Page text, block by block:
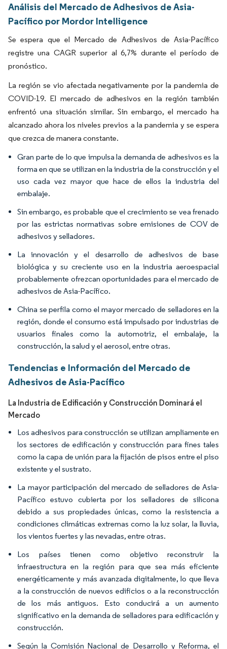
Análisis del Mercado de Adhesivos de Asia-
Pacífico por Mordor Intelligence
Se espera que el Mercado de Adhesivos de Asia-Pacífico
registre una CAGR superior al 6,7% durante el período de
pronóstico.
La región se vio afectada negativamente por la pandemia de
COVID-19. El mercado de adhesivos en la región también
enfrentó una situación similar. Sin embargo, el mercado ha
alcanzado ahora los niveles previos a la pandemia y se espera
que crezca de manera constante.
Gran parte de lo que impulsa la demanda de adhesivos es la
forma en que se utilizan en la industria de la construcción y el
uso cada vez mayor que hace de ellos la industria del
embalaje.
Sin embargo, es probable que el crecimiento se vea frenado
por las estrictas normativas sobre emisiones de COV de
adhesivos y selladores.
La innovación y el desarrollo de adhesivos de base
biológica y su creciente uso en la industria aeroespacial
probablemente ofrezcan oportunidades para el mercado de
adhesivos de Asia-Pacífico.
China se perfila como el mayor mercado de selladores en la
región, donde el consumo está impulsado por industrias de
usuarios finales como la automotriz, el embalaje, la
construcción, la salud y el aerosol, entre otras.
Tendencias e Información del Mercado de
Adhesivos de Asia-Pacífico
La Industria de Edificación y Construcción Dominará el
Mercado
Los adhesivos para construcción se utilizan ampliamente en
los sectores de edificación y construcción para fines tales
como la capa de unión para la fijación de pisos entre el piso
existente y el sustrato.
La mayor participación del mercado de selladores de Asia-
Pacífico estuvo cubierta por los selladores de silicona
debido a sus propiedades únicas, como la resistencia a
condiciones climáticas extremas como la luz solar, la lluvia,
los vientos fuertes y las nevadas, entre otras.
Los países tienen como objetivo reconstruir la
infraestructura en la región para que sea más eficiente
energéticamente y más avanzada digitalmente, lo que lleva
a la construcción de nuevos edificios o a la reconstrucción
de los más antiguos. Esto conducirá a un aumento
significativo en la demanda de selladores para edificación y
construcción.
Según la Comisión Nacional de Desarrollo y Reforma, el